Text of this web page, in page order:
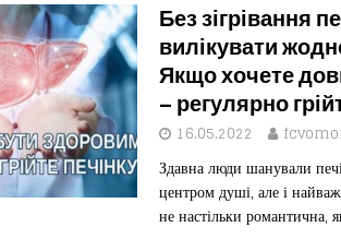
Без зігрівання
вилікувати
Якщо хочете
– регулярно
16.05.2022
Здавна люди шанували
центром душі, але і
не настільки романтична,